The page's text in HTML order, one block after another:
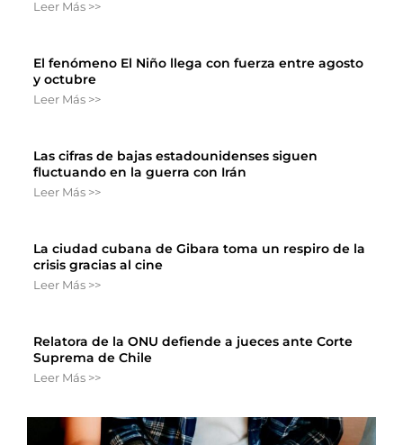
Leer Más >>
El fenómeno El Niño llega con fuerza entre agosto
y octubre
Leer Más >>
Las cifras de bajas estadounidenses siguen
fluctuando en la guerra con Irán
Leer Más >>
La ciudad cubana de Gibara toma un respiro de la
crisis gracias al cine
Leer Más >>
Relatora de la ONU defiende a jueces ante Corte
Suprema de Chile
Leer Más >>